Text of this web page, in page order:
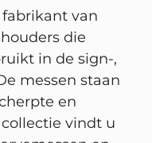
fabrikant van
die
in de sign-,
messen staan
en
vindt u